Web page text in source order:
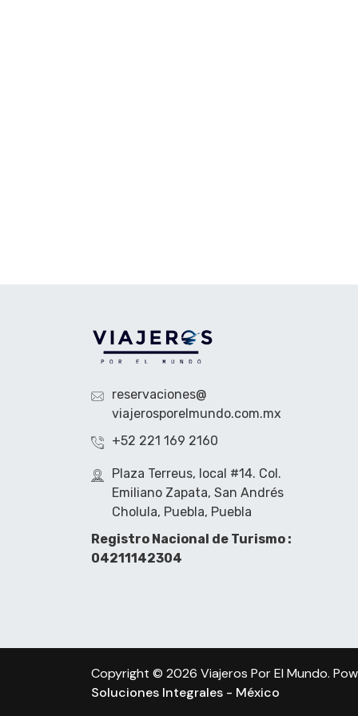
reservaciones@
viajerosporelmundo.com.mx
+52 221 169 2160
Plaza Terreus, local #14. Col.
Emiliano Zapata, San Andrés
Cholula, Puebla, Puebla
Registro Nacional de Turismo :
04211142304
Copyright © 2026 Viajeros Por El Mundo.
Soluciones Integrales - México